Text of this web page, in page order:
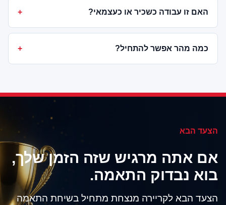
האם זו עבודה כשכיר או כעצמאי?
כמה מהר אפשר להתחיל?
הצעד הבא
אם אתה מרגיש שזה הזמן שלך,
בוא נבדוק התאמה.
הצעד הבא לקריירה מנצחת מתחיל בשיחת התאמה